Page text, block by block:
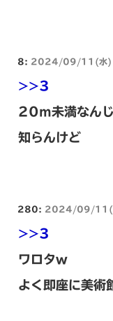
8: 2024/09/11(水)
>>3
20m未満なん
知らんけど
280: 2024/09/11(
>>3
ワロタw
よく即座に美術